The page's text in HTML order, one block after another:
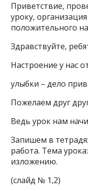
Приветствие,
уроку,
положительного
Здравствуйте,
Настроение у нас
улыбки – дело
Пожелаем друг
Ведь урок нам
Запишем в
работа. Тема
изложению.
(слайд № 1,2)